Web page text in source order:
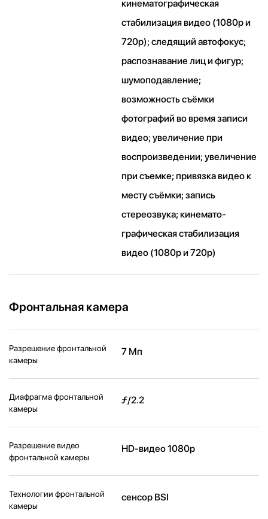
кинематографическая
стабилизация видео (1080p и
720p); следящий автофокус;
распознавание лиц и фигур;
шумоподавление;
возможность съёмки
фотографий во время записи
видео; увеличение при
воспроизведении; увеличение
при съемке; привязка видео к
месту съёмки; запись
стереозвука; кинемато­
графическая стабилизация
видео (1080p и 720p)
Фронтальная камера
Разрешение фронтальной
камеры
7 Мп
Диафрагма фронтальной
камеры
ƒ/2.2
Разрешение видео
фронтальной камеры
HD-видео 1080p
Технологии фронтальной
камеры
сенсор BSI